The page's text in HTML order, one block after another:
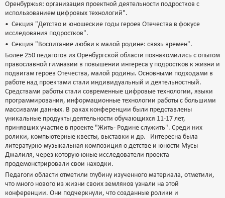
Оренбуржья: организация проектной деятельности подростков с
использованием цифровых технологий".
• Секция "Детство и юношеские годы героев Отечества в фокусе
исследования подростков".
• Секция "Воспитание любви к малой родине: связь времен".
Более 250 педагогов из Оренбургской области познакомились с опытом
православной гимназии в повышении интереса у подростков к жизни и
подвигам героев Отечества, малой родины. Основными подходами в
работе над проектами стали индивидуальный и деятельностный.
Средствами работы стали современные цифровые технологии, языки
программирования, информационные технологии работы с большими
массивами данных. В раках конференции были представлены
уникальные продукты деятельности обучающихся 11-17 лет,
принявших участие в проекте "Жить- Родине служить". Среди них
ролики, компьютерные квесты, выставки и др. Интересна была
литературно-музыкальная композиция о детстве и юности Мусы
Джалиля, через которую юные исследователи проекта
продемонстрировали свои находки.
Педагоги области отметили глубину изученного материала, отметили,
что много нового из жизни своих земляков узнали на этой
конференции. Они подчеркнули, что созданные ролики и